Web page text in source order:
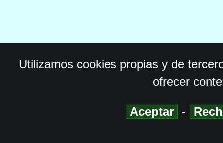
Utilizamos cookies propias y de
ofrecer
Aceptar -